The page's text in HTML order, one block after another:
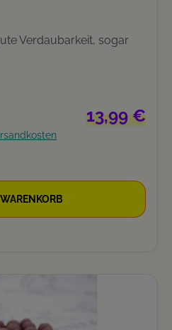
Verdaubarkeit, sogar
Regulärer
13,99 €